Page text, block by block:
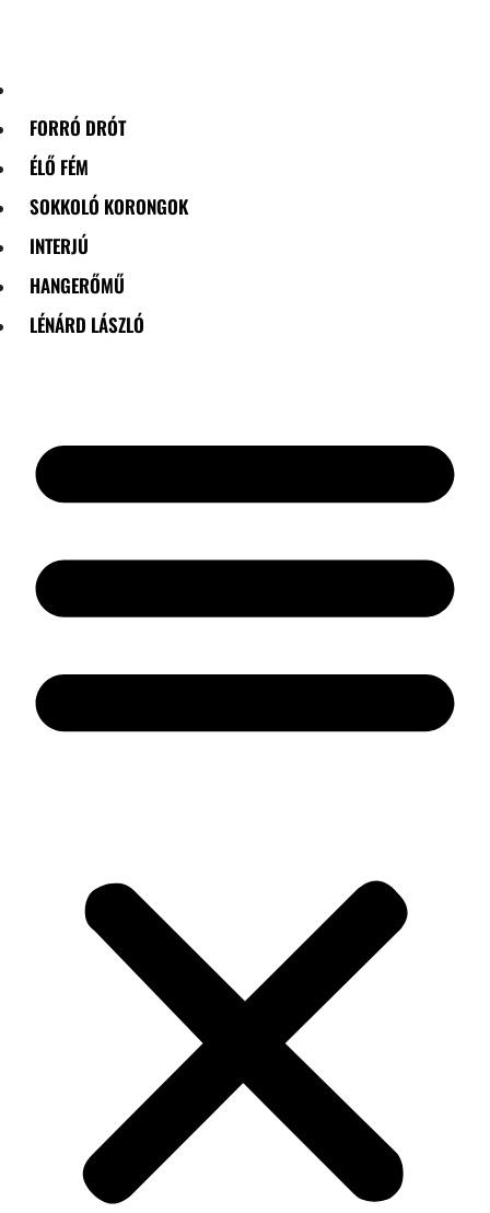
FORRÓ DRÓT
ÉLŐ FÉM
SOKKOLÓ KORONGOK
INTERJÚ
HANGERŐMŰ
LÉNÁRD LÁSZLÓ